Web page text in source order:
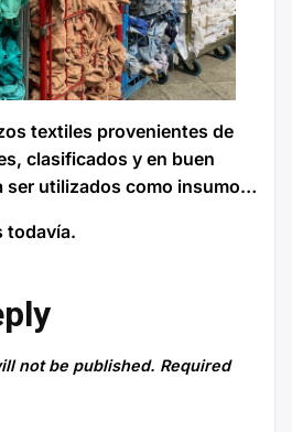
textiles provenientes de
clasificados y en buen
ser utilizados como insumos
estos materiales para
todavía.
not be published. Required